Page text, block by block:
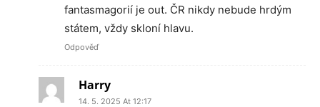
fantasmagorií je out. ČR nikdy nebude hrdým
státem, vždy skloní hlavu.
Odpověď
Harry
14. 5. 2025 At 12:17